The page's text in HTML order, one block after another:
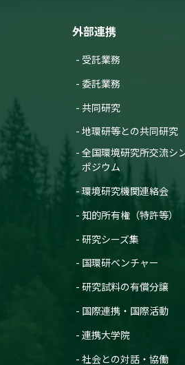
外部連携
受託業務
委託業務
共同研究
地環研等との共同研究
全国環境研究所交流シ
ポジウム
環境研究機関連絡会
知的所有権（特許等）
研究シーズ集
国環研ベンチャー
研究試料の有償分譲
国際連携・国際活動
連携大学院
社会との対話・協働